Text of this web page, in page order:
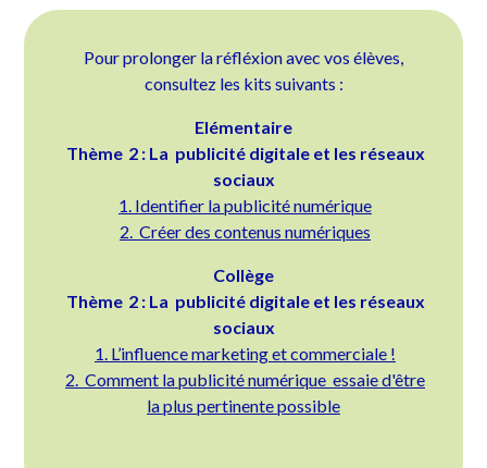
Pour prolonger la réfléxion avec vos élèves,
consultez les kits suivants :
Elémentaire
Thème 2 : La publicité digitale et les réseaux
sociaux
‍1. Identifier la publicité numérique
2. Créer des contenus numériques
Collège
Thème 2 : La publicité digitale et les réseaux
sociaux
1. L’influence marketing et commerciale !
2. Comment la publicité numérique essaie d'être
la plus pertinente possible